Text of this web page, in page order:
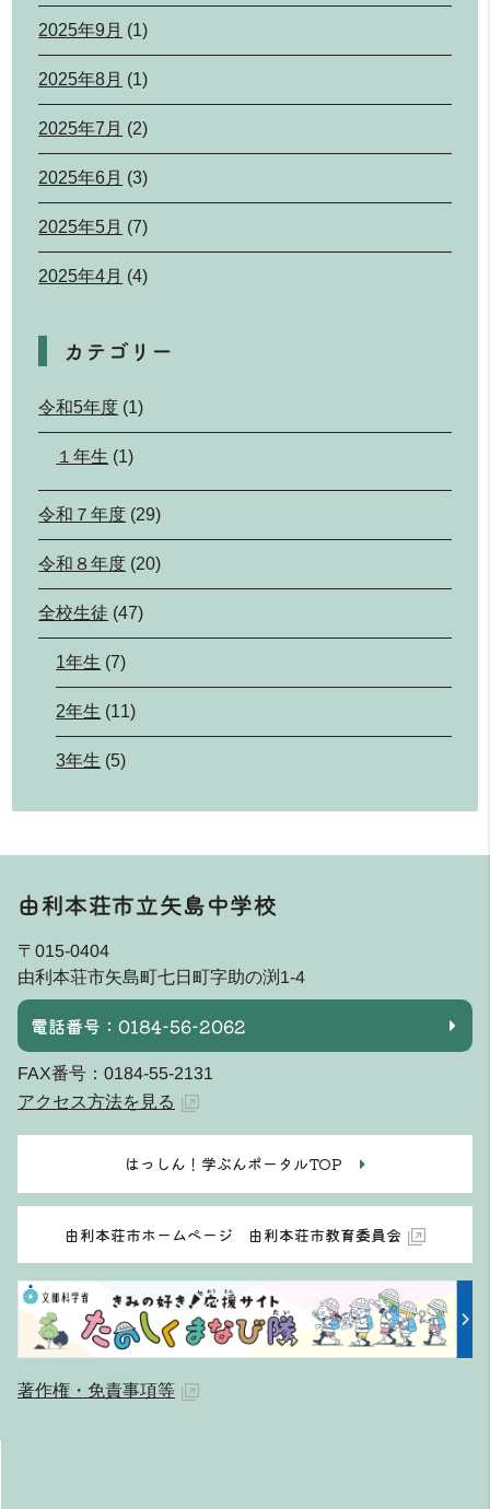
2025年9月 (1)
2025年8月 (1)
2025年7月 (2)
2025年6月 (3)
2025年5月 (7)
2025年4月 (4)
カテゴリー
令和5年度 (1)
１年生 (1)
令和７年度 (29)
令和８年度 (20)
全校生徒 (47)
1年生 (7)
2年生 (11)
3年生 (5)
由利本荘市立矢島中学校
〒015-0404
由利本荘市矢島町七日町字助の渕1-4
電話番号：0184-56-2062
FAX番号：0184-55-2131
アクセス方法を見る
はっしん！学ぶんポータルTOP
由利本荘市ホームページ 由利本荘市教育委員会
著作権・免責事項等